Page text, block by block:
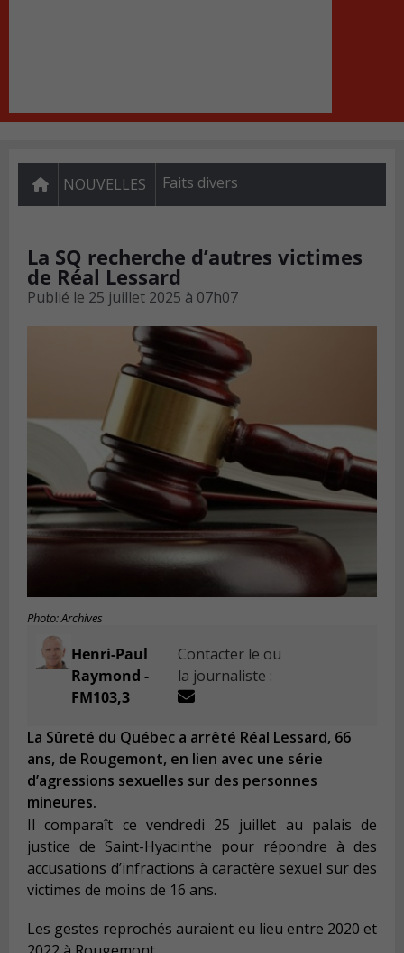
NOUVELLES Faits divers
La SQ recherche d’autres victimes
de Réal Lessard
Publié le 25 juillet 2025 à 07h07
Photo: Archives
Henri-Paul
Raymond -
FM103,3
Contacter le ou
la journaliste :
La Sûreté du Québec a arrêté Réal Lessard, 66
ans, de Rougemont, en lien avec une série
d’agressions sexuelles sur des personnes
mineures.
Il comparaît ce vendredi 25 juillet au palais de
justice de Saint-Hyacinthe pour répondre à des
accusations d’infractions à caractère sexuel sur des
victimes de moins de 16 ans.
Les gestes reprochés auraient eu lieu entre 2020 et